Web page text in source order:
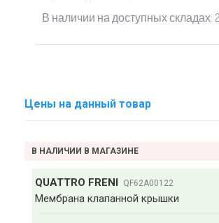
В наличии на доступных складах:
Цены на данный товар
В НАЛИЧИИ В МАГАЗИНЕ
QUATTRO FRENI QF62A00122
Мембрана клапанной крышки